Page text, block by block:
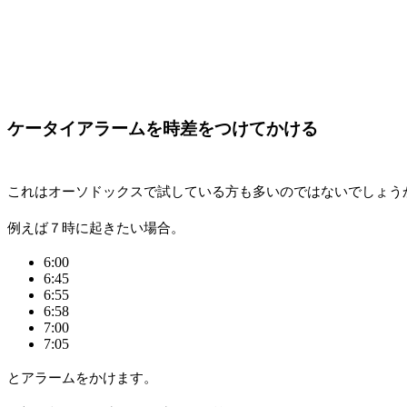
ケータイアラームを時差をつけてかける
これはオーソドックスで試している方も多いのではないでしょう
例えば７時に起きたい場合。
6:00
6:45
6:55
6:58
7:00
7:05
とアラームをかけます。